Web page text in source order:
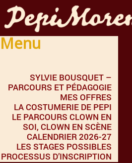
Menu
SYLVIE BOUSQUET –
PARCOURS ET PÉDAGOGIE
MES OFFRES
LA COSTUMERIE DE PEPI
LE PARCOURS CLOWN EN
SOI, CLOWN EN SCÈNE
CALENDRIER 2026-27
LES STAGES POSSIBLES
PROCESSUS D’INSCRIPTION